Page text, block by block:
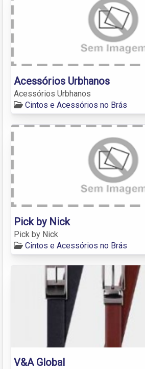
Acessórios Urbhanos
Acessórios Urbhanos
Cintos e Acessórios no Brás
Pick by Nick
Pick by Nick
Cintos e Acessórios no Brás
V&A Global